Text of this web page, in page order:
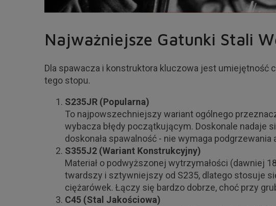
Najważniejsze Gatunki Stali
Dla spawacza i konstruktora kluczowa jest umiejętność
tego stopu.
S235JR (Popularna)
To najpowszechniejszy wariant ogólnego
wybacza błędy początkującym. Doskonale nadaje
doskonała spawalność - nie wymaga
S355J2 (Wariant Konstrukcyjny)
Materiał o podwyższonej wytrzymałości (dawniej
twardszy i sztywniejszy od S235, dlatego stosuje
ciężarówek. Łączy się bardzo dobrze, choć przy
C45 (Stal Jakościowa)